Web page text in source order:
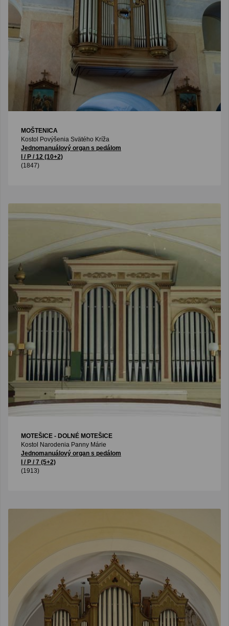
MOŠTENICA
Kostol Povýšenia Svätého Kríža
Jednomanuálový organ s pedálom
I / P / 12 (10+2)
(1847)
MOTEŠICE - DOLNÉ MOTEŠICE
Kostol Narodenia Panny Márie
Jednomanuálový organ s pedálom
I / P / 7 (5+2)
(1913)